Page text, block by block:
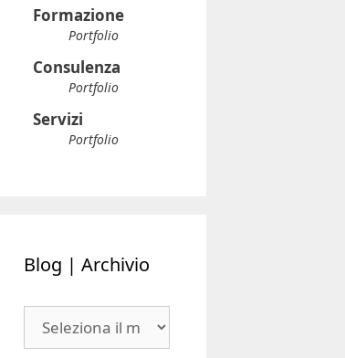
Consulenza
Servizi
Blog
|
Archivio